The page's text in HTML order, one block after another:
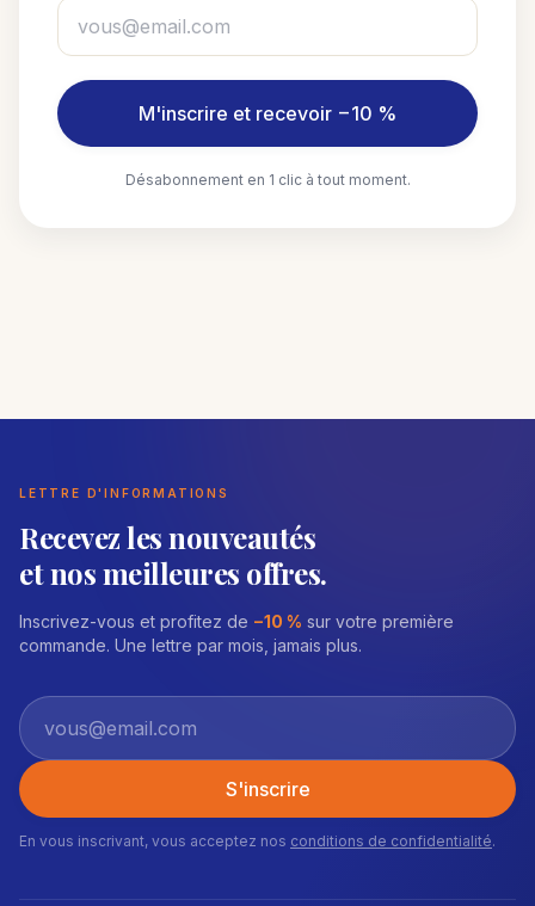
M'inscrire et recevoir −10 %
Désabonnement en 1 clic à tout moment.
LETTRE D'INFORMATIONS
Recevez les nouveautés
et nos meilleures offres.
Inscrivez-vous et profitez de −10 % sur votre première
commande. Une lettre par mois, jamais plus.
S'inscrire
En vous inscrivant, vous acceptez nos conditions de confidentialité.